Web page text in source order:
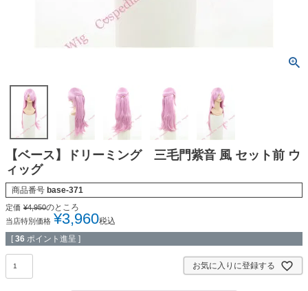
【ベース】ドリーミング 三毛門紫音 風 セット前 ウ
ィッグ
商品番号 base-371
定価 ¥4,950のところ
当店特別価格 ¥3,960税込
[ 36 ポイント進呈 ]
お気に入りに登録する